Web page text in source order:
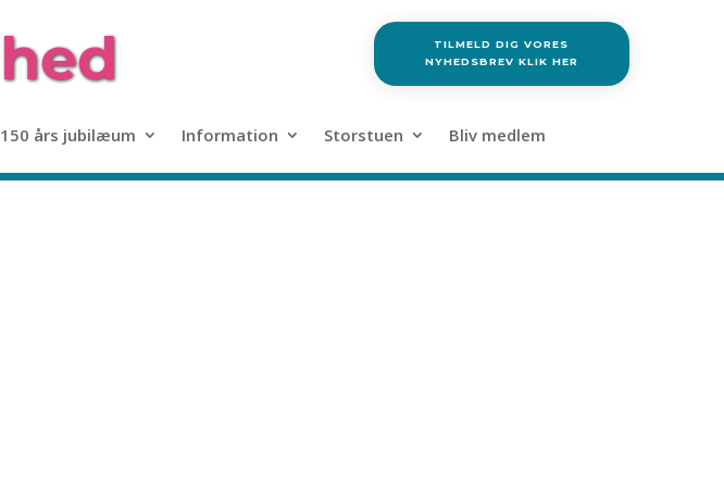
TILMELD DIG VORES
NYHEDSBREV KLIK HER
150 års jubilæum Information Storstuen Bliv medlem